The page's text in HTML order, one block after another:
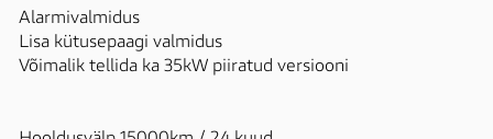
Alarmivalmidus
Lisa kütusepaagi valmidus
Võimalik tellida ka 35kW piiratud versiooni